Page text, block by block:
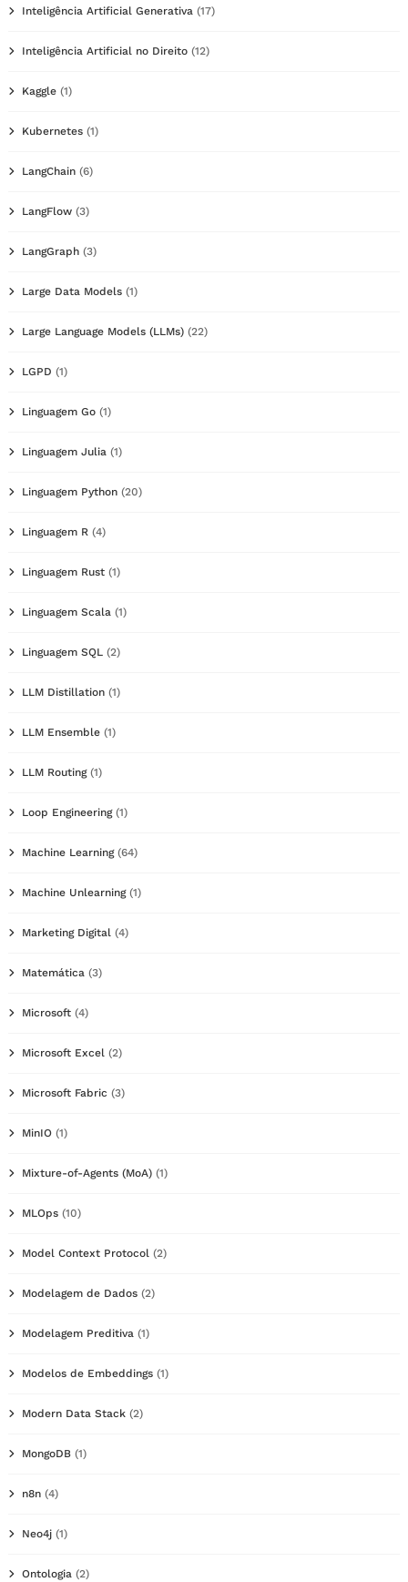
Inteligência Artificial Generativa (17)
Inteligência Artificial no Direito (12)
Kaggle (1)
Kubernetes (1)
LangChain (6)
LangFlow (3)
LangGraph (3)
Large Data Models (1)
Large Language Models (LLMs) (22)
LGPD (1)
Linguagem Go (1)
Linguagem Julia (1)
Linguagem Python (20)
Linguagem R (4)
Linguagem Rust (1)
Linguagem Scala (1)
Linguagem SQL (2)
LLM Distillation (1)
LLM Ensemble (1)
LLM Routing(1)
Loop Engineering(1)
Machine Learning(64)
Machine Unlearning(1)
Marketing Digital (4)
Matemática (3)
Microsoft (4)
Microsoft Excel (2)
Microsoft Fabric (3)
MinIO (1)
Mixture-of-Agents (MoA) (1)
MLOps (10)
Model Context Protocol (2)
Modelagem de Dados (2)
Modelagem Preditiva (1)
Modelos de Embeddings (1)
Modern Data Stack (2)
MongoDB (1)
n8n (4)
Neo4j (1)
Ontologia (2)